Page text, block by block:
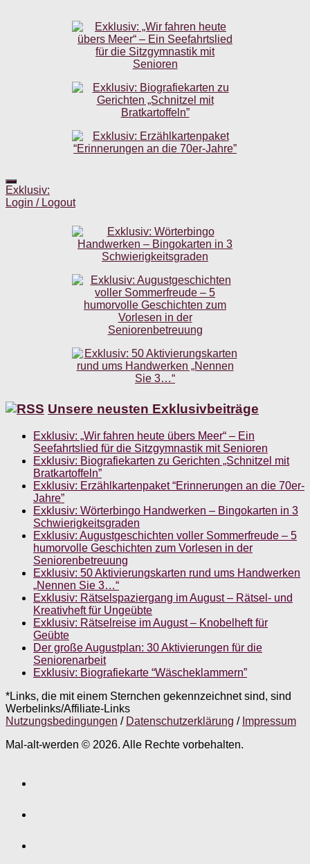
Exklusiv:
Login / Logout
Unsere neusten Exklusivbeiträge
Exklusiv: „Wir fahren heute übers Meer“ – Ein
Seefahrtslied für die Sitzgymnastik mit Senioren
Exklusiv: Biografiekarten zu Gerichten „Schnitzel mit
Bratkartoffeln”
Exklusiv: Erzählkartenpaket “Erinnerungen an die 70er-
Jahre”
Exklusiv: Wörterbingo Handwerken – Bingokarten in 3
Schwierigkeitsgraden
Exklusiv: Augustgeschichten voller Sommerfreude – 5
humorvolle Geschichten zum Vorlesen in der
Seniorenbetreuung
Exklusiv: 50 Aktivierungskarten rund ums Handwerken
„Nennen Sie 3…“
Exklusiv: Rätselspaziergang im August – Rätsel- und
Kreativheft für Ungeübte
Exklusiv: Rätselreise im August – Knobelheft für
Geübte
Der große Augustplan: 30 Aktivierungen für die
Seniorenarbeit
Exklusiv: Biografiekarte “Wäscheklammern”
*Links, die mit einem Sternchen gekennzeichnet sind, sind
Werbelinks/Affiliate-Links
Nutzungsbedingungen / Datenschutzerklärung / Impressum
Mal-alt-werden © 2026. Alle Rechte vorbehalten.